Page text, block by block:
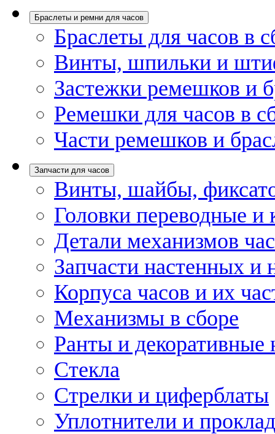
Браслеты и ремни для часов
Браслеты для часов в
Винты, шпильки и
Застежки ремешков и
Ремешки для часов в
Части ремешков и
Запчасти для часов
Винты, шайбы,
Головки переводные и
Детали механизмов
Запчасти настенных и
Корпуса часов и их
Механизмы в сборе
Ранты и декоративные
Стекла
Стрелки и циферблаты
Уплотнители и